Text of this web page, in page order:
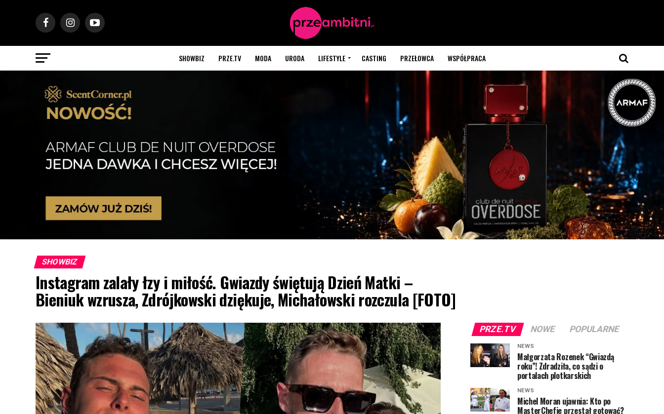
SHOWBIZ PRZE.TV MODA URODA LIFESTYLE CASTING PRZEŁOWCA WSPÓŁPRACA
SHOWBIZ
Instagram zalały łzy i miłość. Gwiazdy świętują Dzień Matki –
Bieniuk wzrusza, Zdrójkowski dziękuje, Michałowski rozczula [FOTO]
PRZE.TV NOWE POPULARNE
NEWS
Małgorzata Rozenek “Gwiazdą
roku”! Zdradziła, co sądzi o
portalach plotkarskich
NEWS
Michel Moran ujawnia: Kto po
MasterChefie przestał gotować?